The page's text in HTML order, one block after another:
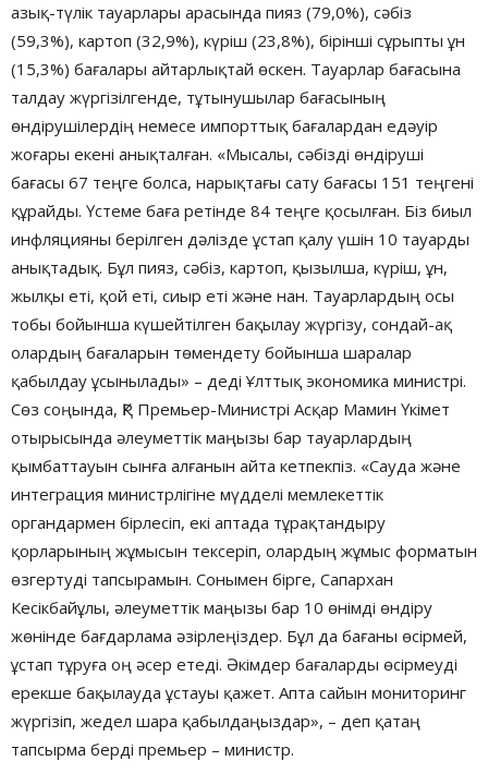
азық-түлік тауарлары арасында пияз (79,0%), сәбіз
(59,3%), картоп (32,9%), күріш (23,8%), бірінші сұрыпты ұн
(15,3%) бағалары айтарлықтай өскен. Тауарлар бағасына
талдау жүргізілгенде, тұтынушылар бағасының
өндірушілердің немесе импорттық бағалардан едәуір
жоғары екені анықталған. «Мысалы, сәбізді өндіруші
бағасы 67 теңге болса, нарықтағы сату бағасы 151 теңгені
құрайды. Үстеме баға ретінде 84 теңге қосылған. Біз биыл
инфляцияны берілген дәлізде ұстап қалу үшін 10 тауарды
анықтадық. Бұл пияз, сәбіз, картоп, қызылша, күріш, ұн,
жылқы еті, қой еті, сиыр еті және нан. Тауарлардың осы
тобы бойынша күшейтілген бақылау жүргізу, сондай-ақ
олардың бағаларын төмендету бойынша шаралар
қабылдау ұсынылады» – деді Ұлттық экономика министрі.
Сөз соңында, ҚР Премьер-Министрі Асқар Мамин Үкімет
отырысында әлеуметтік маңызы бар тауарлардың
қымбаттауын сынға алғанын айта кетпекпіз. «Сауда және
интеграция министрлігіне мүдделі мемлекеттік
органдармен бірлесіп, екі аптада тұрақтандыру
қорларының жұмысын тексеріп, олардың жұмыс форматын
өзгертуді тапсырамын. Сонымен бірге, Сапархан
Кесікбайұлы, әлеуметтік маңызы бар 10 өнімді өндіру
жөнінде бағдарлама әзірлеңіздер. Бұл да бағаны өсірмей,
ұстап тұруға оң әсер етеді. Әкімдер бағаларды өсірмеуді
ерекше бақылауда ұстауы қажет. Апта сайын мониторинг
жүргізіп, жедел шара қабылдаңыздар», – деп қатаң
тапсырма берді премьер – министр.